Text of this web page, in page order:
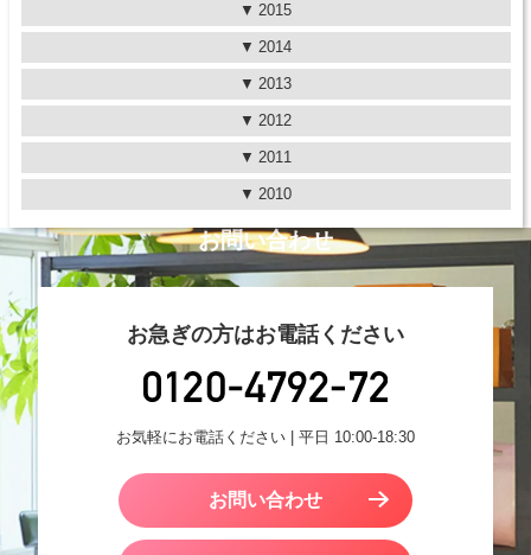
2015
2014
2013
2012
2011
2010
お問い合わせ
お急ぎの方はお電話ください
お気軽にお電話ください | 平日 10:00-18:30
お問い合わせ